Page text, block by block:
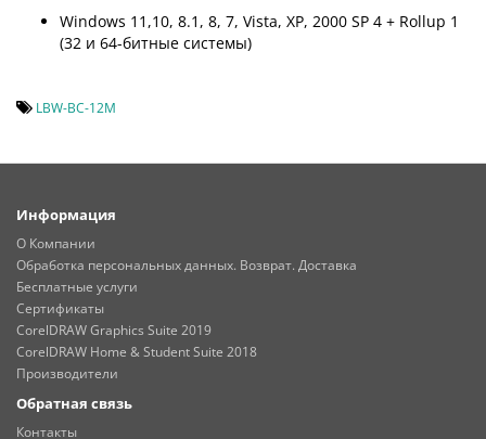
Windows 11,10, 8.1, 8, 7, Vista, XP, 2000 SP 4 + Rollup 1
(32 и 64-битные системы)
LBW-BC-12M
Информация
О Компании
Обработка персональных данных. Возврат. Доставка
Бесплатные услуги
Сертификаты
CorelDRAW Graphics Suite 2019
CorelDRAW Home & Student Suite 2018
Производители
Обратная связь
Контакты